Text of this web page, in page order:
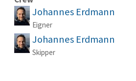
Johannes Erdmann
Eigner
Johannes Erdmann
Skipper